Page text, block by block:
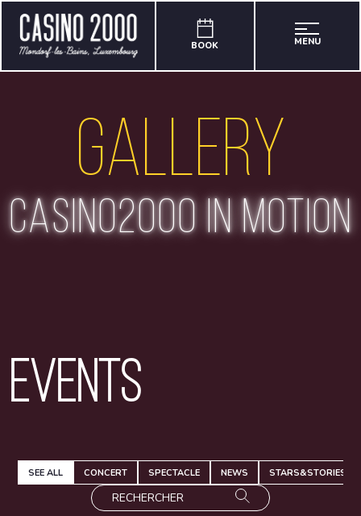
BOOK MENU
Gallery
casino2000 in motion
Events
SEE ALL CONCERT SPECTACLE NEWS STARS&STORIES